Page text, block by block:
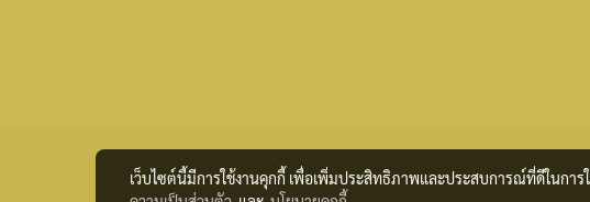
เว็บไซต์นี้มีการใช้งานคุกกี้ เพื่อเพิ่มประสิทธิภาพและประสบการณ์ที่ดีในกา